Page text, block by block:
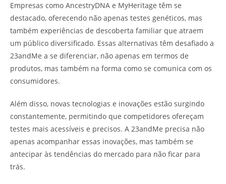
Empresas como AncestryDNA e MyHeritage têm se
destacado, oferecendo não apenas testes genéticos, mas
também experiências de descoberta familiar que atraem
um público diversificado. Essas alternativas têm desafiado a
23andMe a se diferenciar, não apenas em termos de
produtos, mas também na forma como se comunica com os
consumidores.
Além disso, novas tecnologias e inovações estão surgindo
constantemente, permitindo que competidores ofereçam
testes mais acessíveis e precisos. A 23andMe precisa não
apenas acompanhar essas inovações, mas também se
antecipar às tendências do mercado para não ficar para
trás.